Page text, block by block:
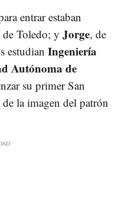
entrar estaban
de Toledo; y Jorge, de
estudian Ingeniería
Autónoma de
su primer San
la imagen del patrón